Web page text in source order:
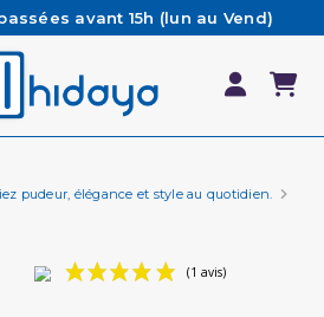
avant 15h (lun au Vend)
et expédiées le jour même
? Retrouvez notre FAQ
à partir de 65€ d'achat*
pudeur, élégance et style au quotidien.